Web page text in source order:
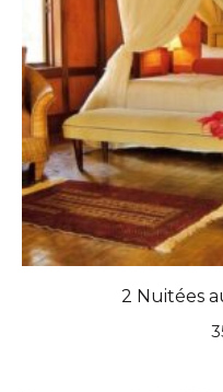
2 Nuitées